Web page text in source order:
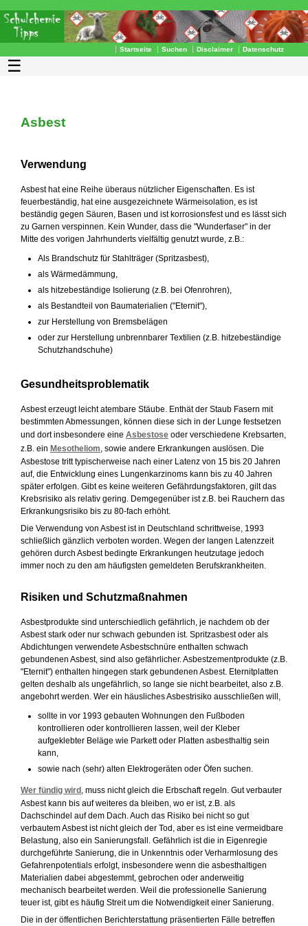
Startseite Suchen Disclaimer Datenschutz
☰
Asbest
Verwendung
Asbest hat eine Reihe überaus nützlicher Eigenschaften. Es ist
feuerbeständig, hat eine ausgezeichnete Wärmeisolation, es ist
beständig gegen Säuren, Basen und ist korrosionsfest und es lässt sich
zu Garnen verspinnen. Kein Wunder, dass die "Wunderfaser" in der
Mitte des vorigen Jahrhunderts vielfältig genutzt wurde, z.B.:
Als Brandschutz für Stahlträger (Spritzasbest),
als Wärmedämmung,
als hitzebeständige Isolierung (z.B. bei Ofenrohren),
als Bestandteil von Baumaterialien ("Eternit"),
zur Herstellung von Bremsbelägen
oder zur Herstellung unbrennbarer Textilien (z.B. hitzebeständige
Schutzhandschuhe)
Gesundheitsproblematik
Asbest erzeugt leicht atembare Stäube. Enthät der Staub Fasern mit
bestimmten Abmessungen, können diese sich in der Lunge festsetzen
und dort insbesondere eine Asbestose oder verschiedene Krebsarten,
z.B. ein Mesotheliom, sowie andere Erkrankungen auslösen. Die
Asbestose tritt typischerweise nach einer Latenz von 15 bis 20 Jahren
auf, die Entwicklung eines Lungenkarzinoms kann bis zu 40 Jahren
später erfolgen. Gibt es keine weiteren Gefährdungsfaktoren, gilt das
Krebsrisiko als relativ gering. Demgegenüber ist z.B. bei Rauchern das
Erkrankungsrisiko bis zu 80-fach erhöht.
Die Verwendung von Asbest ist in Deutschland schrittweise, 1993
schließlich gänzlich verboten worden. Wegen der langen Latenzzeit
gehören durch Asbest bedingte Erkrankungen heutzutage jedoch
immer noch zu den am häufigsten gemeldeten Berufskrankheiten.
Risiken und Schutzmaßnahmen
Asbestprodukte sind unterschiedlich gefährlich, je nachdem ob der
Asbest stark oder nur schwach gebunden ist. Spritzasbest oder als
Abdichtungen verwendete Asbestschnüre enthalten schwach
gebundenen Asbest, sind also gefährlicher. Asbestzementprodukte (z.B.
"Eternit") enthalten hingegen stark gebundenen Asbest. Eternitplatten
gelten deshalb als ungefährlich, so lange sie nicht bearbeitet, also z.B.
angebohrt werden. Wer ein häusliches Asbestrisiko ausschließen will,
sollte in vor 1993 gebauten Wohnungen den Fußboden
kontrollieren oder kontrollieren lassen, weil der Kleber
aufgeklebter Beläge wie Parkett oder Platten asbesthaltig sein
kann,
sowie nach (sehr) alten Elektrogeräten oder Öfen suchen.
Wer fündig wird , muss nicht gleich die Erbschaft regeln. Gut verbauter
Asbest kann bis auf weiteres da bleiben, wo er ist, z.B. als
Dachschindel auf dem Dach. Auch das Risiko bei nicht so gut
verbautem Asbest ist nicht gleich der Tod, aber es ist eine vermeidbare
Belastung, also ein Sanierungsfall. Gefährlich ist die in Eigenregie
durchgeführte Sanierung, die in Unkenntnis oder Verharmlosung des
Gefahrenpotentials erfolgt, insbesondere wenn die asbesthaltigen
Materialien dabei abgestemmt, gebrochen oder anderweitig
mechanisch bearbeitet werden. Weil die professionelle Sanierung
teuer ist, gibt es häufig Streit um die Notwendigkeit einer Sanierung.
Die in der öffentlichen Berichterstattung präsentierten Fälle betreffen